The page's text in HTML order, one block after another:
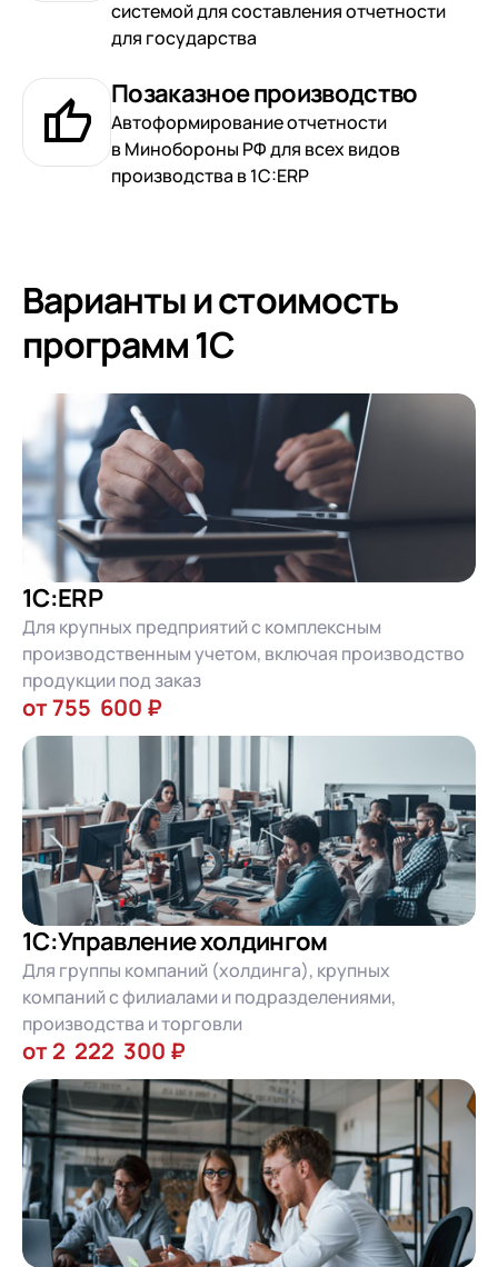
системой для составления отчетности
для государства
Позаказное производство
Автоформирование отчетности
в Минобороны РФ для всех видов
производства в 1С:ERP
Варианты и стоимость
программ 1С
1С:ERP
Для крупных предприятий с комплексным
производственным учетом, включая производство
продукции под заказ
от 755 600 ₽
1C:Управление холдингом
Для группы компаний (холдинга), крупных
компаний с филиалами и подразделениями,
производства и торговли
от 2 222 300 ₽